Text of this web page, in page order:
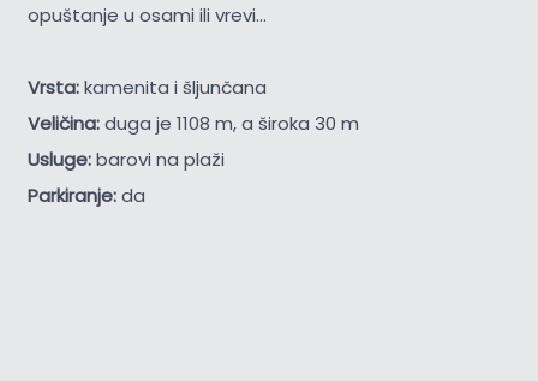
opuštanje u osami ili vrevi...
Vrsta:kamenita i šljunčana
Veličina:duga je 1108 m, a široka 30 m
Usluge:barovi na plaži
Parkiranje:da